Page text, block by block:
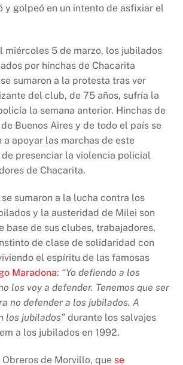
y golpeó en un intento de asfixiar el
miércoles 5 de marzo, los jubilados
por hinchas de Chacarita
sumaron a la protesta tras ver
del club, de 75 años, sufría la
la semana anterior. Hinchas de
Buenos Aires y de todo el país se
apoyar las marchas de este
presenciar la violencia policial
de Chacarita.
sumaron a la lucha contra los
y la austeridad de Milei son
base de sus clubes, trabajadores,
de clase de solidaridad con
el espíritu de las famosas
Maradona: “Yo defiendo a los
los voy a defender. Tenemos que ser
no defender a los jubilados. A
los jubilados”durante los salvajes
a los jubilados en 1992.
Obreros de Morvillo, que se